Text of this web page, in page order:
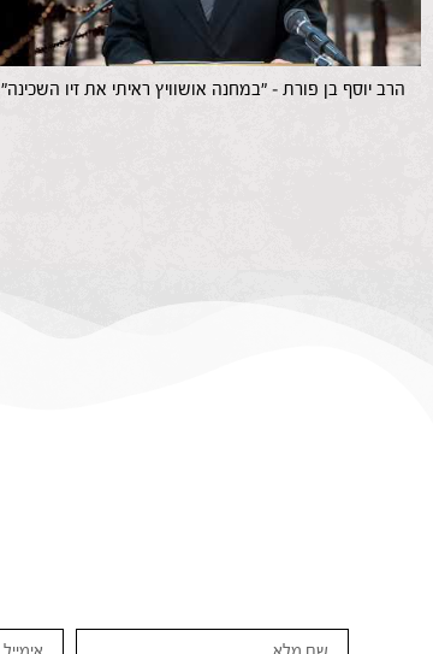
הרב יוסף בן פורת – "במחנה אושוויץ ראיתי את זיו השכינה"